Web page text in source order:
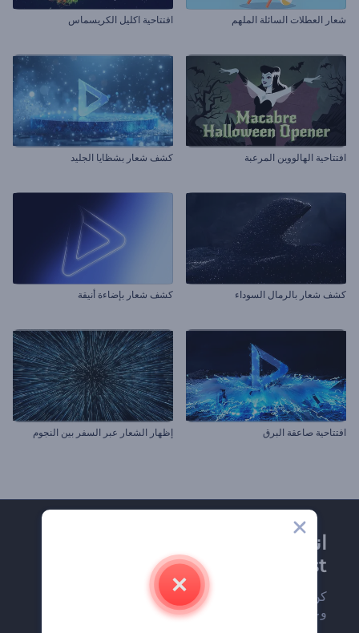
شعار العطلات السائلة الملهم افتتاحية اكليل الكريسماس
افتتاحية الهالووين المرعبة كشف شعار بشظايا الجليد
كشف شعار بالرمال السوداء كشف شعار بإضاءة أنيقة
افتتاحية صاعقة البرق إظهار الشعار عبر السفر بين النجوم
انضم إلى نشرة
Renderforest الإخبارية
كن من بين أوائل من يستلمون أحدث أخبارنا
وعروضنا